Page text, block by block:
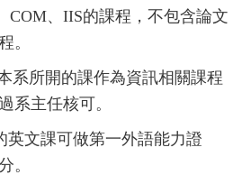
COM、 IIS的課程，不包含論文
。
開的課作為資訊相關課程
系主任核可。
英文課可做第一外語能力證
。